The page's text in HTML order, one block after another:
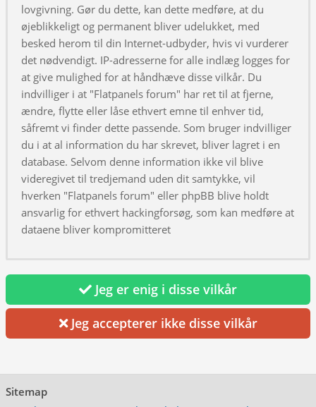
lovgivning. Gør du dette, kan dette medføre, at du
øjeblikkeligt og permanent bliver udelukket, med
besked herom til din Internet-udbyder, hvis vi vurderer
det nødvendigt. IP-adresserne for alle indlæg logges for
at give mulighed for at håndhæve disse vilkår. Du
indvilliger i at "Flatpanels forum" har ret til at fjerne,
ændre, flytte eller låse ethvert emne til enhver tid,
såfremt vi finder dette passende. Som bruger indvilliger
du i at al information du har skrevet, bliver lagret i en
database. Selvom denne information ikke vil blive
videregivet til tredjemand uden dit samtykke, vil
hverken "Flatpanels forum" eller phpBB blive holdt
ansvarlig for ethvert hackingforsøg, som kan medføre at
dataene bliver kompromitteret
Jeg er enig i disse vilkår
Jeg accepterer ikke disse vilkår
Sitemap